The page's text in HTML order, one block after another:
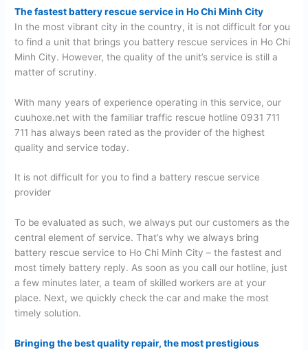
The fastest battery rescue service in Ho Chi Minh City
In the most vibrant city in the country, it is not difficult for you
to find a unit that brings you battery rescue services in Ho Chi
Minh City. However, the quality of the unit’s service is still a
matter of scrutiny.
With many years of experience operating in this service, our
cuuhoxe.net with the familiar traffic rescue hotline 0931 711
711 has always been rated as the provider of the highest
quality and service today.
It is not difficult for you to find a battery rescue service
provider
To be evaluated as such, we always put our customers as the
central element of service. That’s why we always bring
battery rescue service to Ho Chi Minh City – the fastest and
most timely battery reply. As soon as you call our hotline, just
a few minutes later, a team of skilled workers are at your
place. Next, we quickly check the car and make the most
timely solution.
Bringing the best quality repair, the most prestigious